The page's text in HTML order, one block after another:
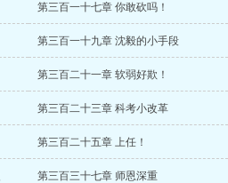
第三百一十七章 你敢砍吗！
第三百一十九章 沈毅的小手段
第三百二十一章 软弱好欺！
第三百二十三章 科考小改革
第三百二十五章 上任！
第三百三十七章 师恩深重